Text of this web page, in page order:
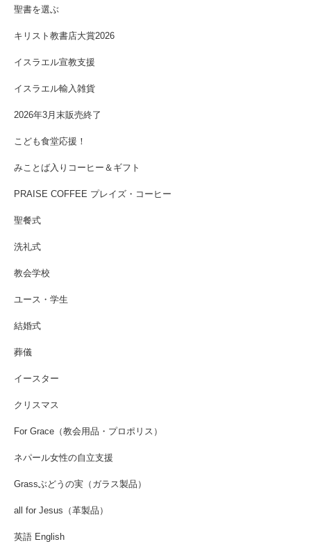
聖書を選ぶ
キリスト教書店大賞2026
イスラエル宣教支援
イスラエル輸入雑貨
2026年3月末販売終了
こども食堂応援！
みことば入りコーヒー＆ギフト
PRAISE COFFEE プレイズ・コーヒー
聖餐式
洗礼式
教会学校
ユース・学生
結婚式
葬儀
イースター
クリスマス
For Grace（教会用品・プロポリス）
ネパール女性の自立支援
Grassぶどうの実（ガラス製品）
all for Jesus（革製品）
英語 English